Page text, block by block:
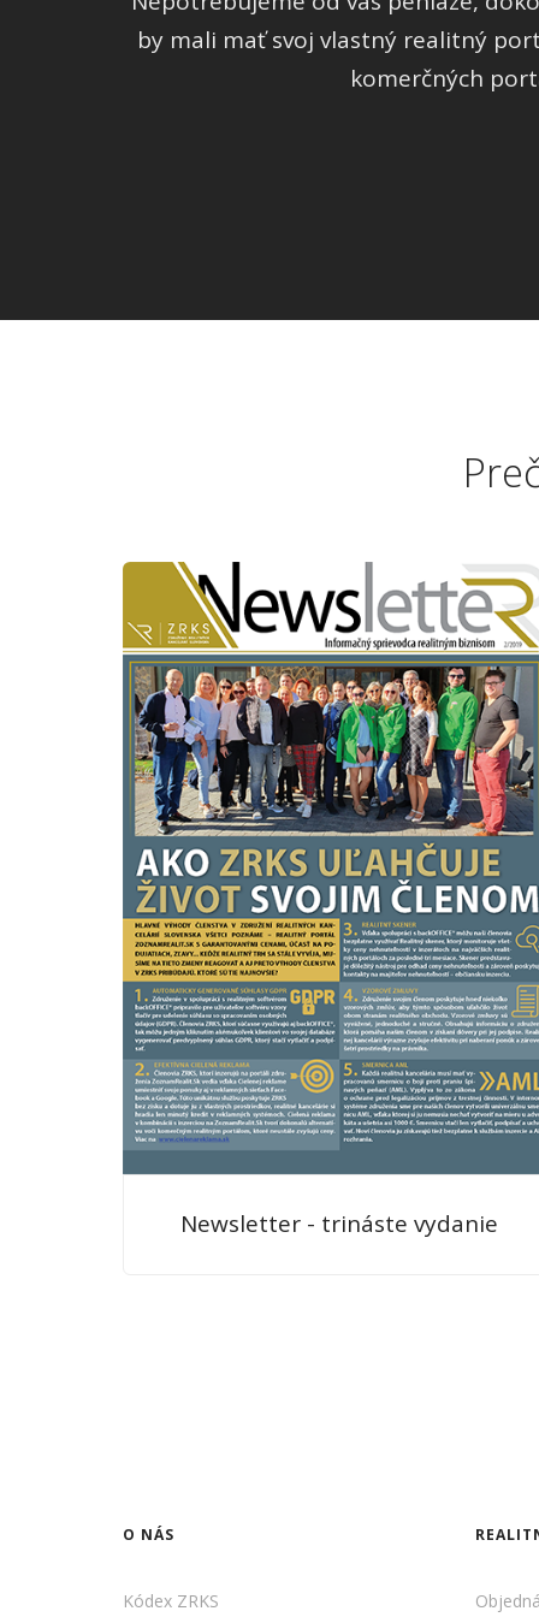
by mali mať svoj vlastný realitný
komerčných
Newsletter - trináste vydanie
O NÁS
Kódex ZRKS